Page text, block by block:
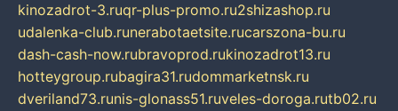
kinozadrot-3.ruqr-plus-promo.ru2shizashop.ru
udalenka-club.runerabotaetsite.rucarszona-bu.ru
dash-cash-now.rubravoprod.rukinozadrot13.ru
hotteygroup.rubagira31.rudommarketnsk.ru
dveriland73.runis-glonass51.ruveles-doroga.rutb02.ru